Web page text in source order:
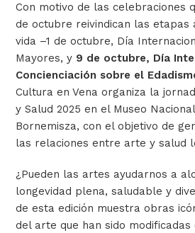
Con motivo de las celebraciones
de octubre reivindican las etapas
vida –1 de octubre, Día
Mayores, y 9 de octubre, Día
Concienciación sobre el
Cultura en Vena organiza la
y Salud 2025 en el Museo
Bornemisza, con el objetivo de
las relaciones entre arte y salud
¿Pueden las artes ayudarnos a
longevidad plena, saludable y
de esta edición muestra obras
del arte que han sido modificadas